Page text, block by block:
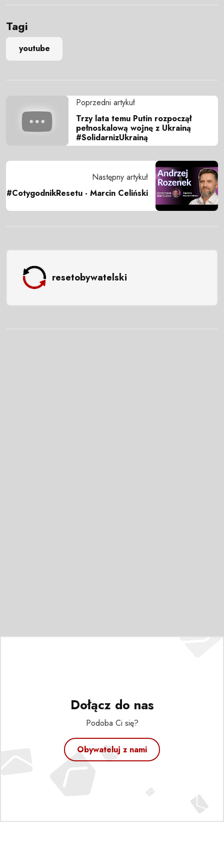
Tagi
youtube
Poprzedni artykuł
Trzy lata temu Putin rozpoczął
pełnoskalową wojnę z Ukrainą
#SolidarnizUkrainą
Następny artykuł
#CotygodnikResetu - Marcin Celiński
resetobywatelski
Dołącz do nas
Podoba Ci się?
Obywateluj z nami